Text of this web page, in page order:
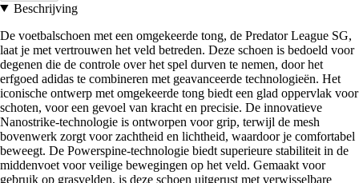
Beschrijving
De voetbalschoen met een omgekeerde tong, de Predator League SG,
laat je met vertrouwen het veld betreden. Deze schoen is bedoeld voor
degenen die de controle over het spel durven te nemen, door het
erfgoed adidas te combineren met geavanceerde technologieën. Het
iconische ontwerp met omgekeerde tong biedt een glad oppervlak voor
schoten, voor een gevoel van kracht en precisie. De innovatieve
Nanostrike-technologie is ontworpen voor grip, terwijl de mesh
bovenwerk zorgt voor zachtheid en lichtheid, waardoor je comfortabel
beweegt. De Powerspine-technologie biedt superieure stabiliteit in de
middenvoet voor veilige bewegingen op het veld. Gemaakt voor
gebruik op grasvelden, is deze schoen uitgerust met verwisselbare